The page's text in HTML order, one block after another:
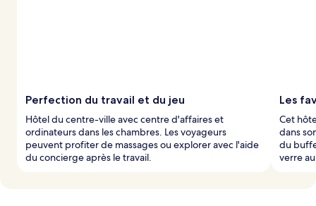
Perfection du travail et du jeu
Hôtel du centre-ville avec centre d'affaires et
ordinateurs dans les chambres. Les voyageurs
peuvent profiter de massages ou explorer avec l'aide
du concierge après le travail.
Les
Cet
dans
du
verre